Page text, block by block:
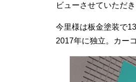
ビューさせていただき
今里様は板金塗装で
2017年に独立。カー